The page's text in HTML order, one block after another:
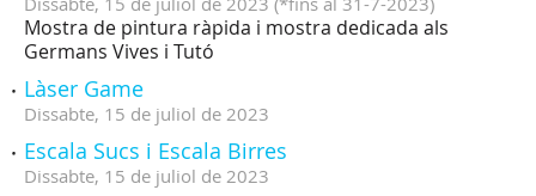
Mostra de pintura ràpida i mostra dedicada als
Germans Vives i Tutó
Làser Game
Dissabte, 15 de juliol de 2023
Escala Sucs i Escala Birres
Dissabte, 15 de juliol de 2023